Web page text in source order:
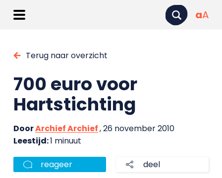
aA
Terug naar overzicht
700 euro voor
Hartstichting
DoorArchief Archief, 26 november 2010
Leestijd:1 minuut
reageer deel